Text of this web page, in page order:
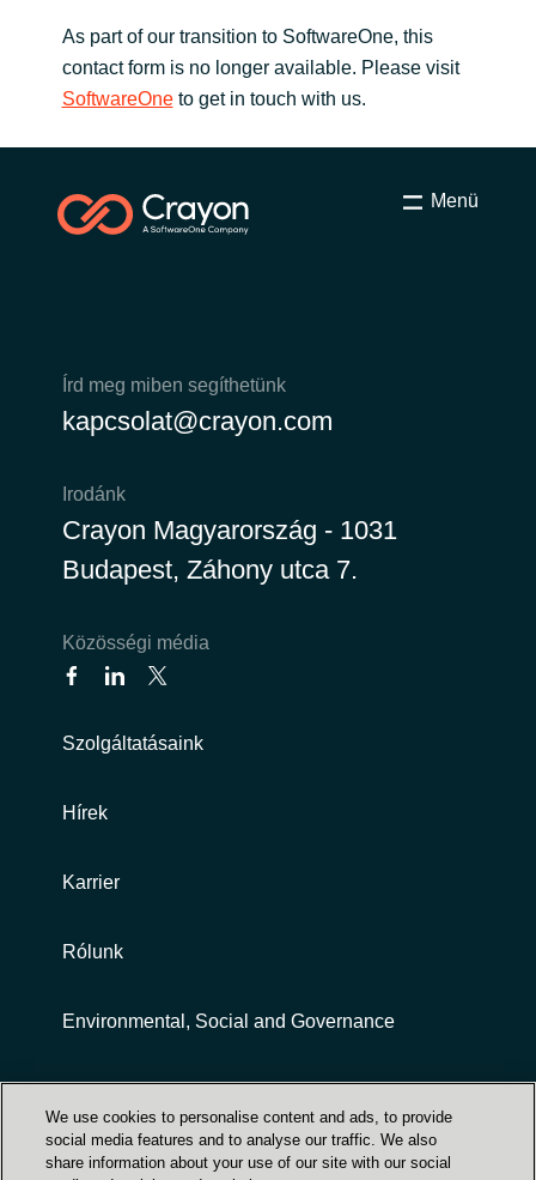
As part of our transition to SoftwareOne, this
contact form is no longer available. Please visit
SoftwareOneto get in touch with us.
Menü
Írd meg miben segíthetünk
kapcsolat@crayon.com
Irodánk
Crayon Magyarország - 1031
Budapest, Záhony utca 7.
Közösségi média
Szolgáltatásaink
Hírek
Karrier
Rólunk
Environmental, Social and Governance
Customer terms and conditions
We use cookies to personalise content and ads, to provide
social media features and to analyse our traffic. We also
share information about your use of our site with our social